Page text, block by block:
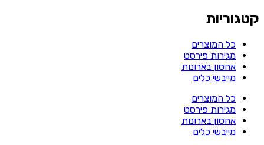
קטגוריות
כל המוצרים
מגירות פירסט
אחסון בארונות
מייבשי כלים
כל המוצרים
מגירות פירסט
אחסון בארונות
מייבשי כלים